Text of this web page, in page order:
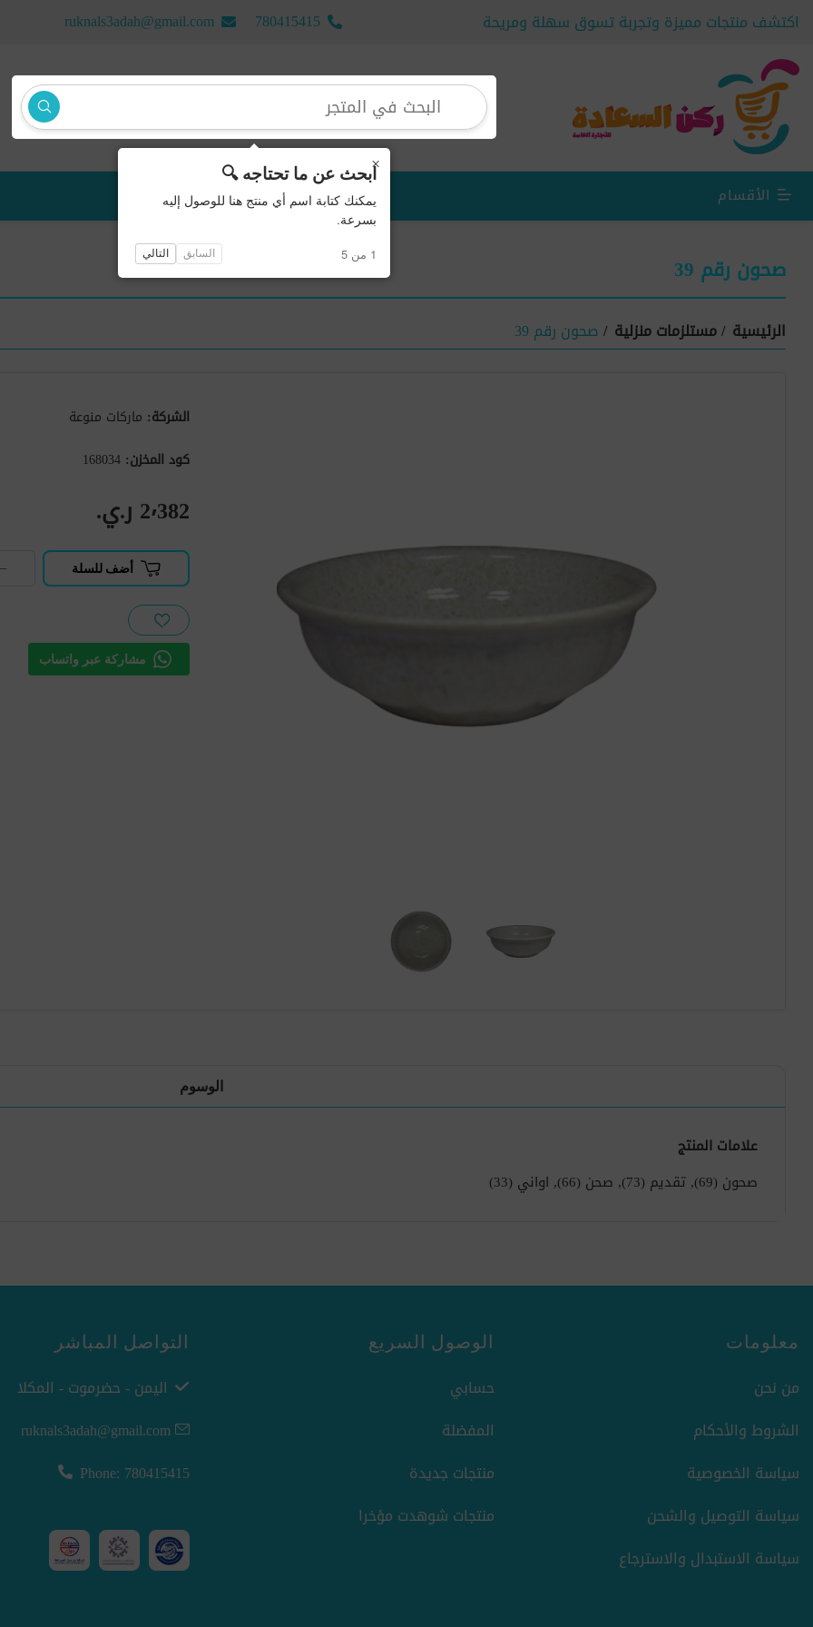
اكتشف منتجات مميزة وتجربة تسوق سهلة ومريحة 780415415
ruknals3adah@gmail.com
الأقسام منتجات جديدة
صحون رقم 39
الرئيسية /مستلزمات منزلية / صحون رقم 39
الشركة: ماركات منوعة
كود المخزن: 168034
2٬382 ر.ي.‏
أضف للسلة
مشاركة عبر واتساب
الوسوم
علامات المنتج
صحون (69)
, تقديم (73)
, صحن (66)
, اواني (33)
معلومات
من نحن
الشروط والأحكام
سياسة الخصوصية
سياسة التوصيل والشحن
سياسة الاستبدال والاسترجاع
الوصول السريع
حسابي
المفضلة
منتجات جديدة
منتجات شوهدت مؤخرا
التواصل المباشر
اليمن - حضرموت - المكلا
ruknals3adah@gmail.com
Phone: 780415415
×ابحث عن ما تحتاجه 🔍
يمكنك كتابة اسم أي منتج هنا للوصول إليه
بسرعة.
1 من 5 السابق التالي